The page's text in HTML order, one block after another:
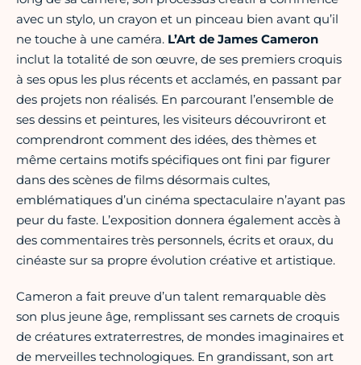
avec un stylo, un crayon et un pinceau bien avant qu’il
ne touche à une caméra. L’Art de James Cameron
inclut la totalité de son œuvre, de ses premiers croquis
à ses opus les plus récents et acclamés, en passant par
des projets non réalisés. En parcourant l’ensemble de
ses dessins et peintures, les visiteurs découvriront et
comprendront comment des idées, des thèmes et
même certains motifs spécifiques ont fini par figurer
dans des scènes de films désormais cultes,
emblématiques d’un cinéma spectaculaire n’ayant pas
peur du faste. L’exposition donnera également accès à
des commentaires très personnels, écrits et oraux, du
cinéaste sur sa propre évolution créative et artistique.
Cameron a fait preuve d’un talent remarquable dès
son plus jeune âge, remplissant ses carnets de croquis
de créatures extraterrestres, de mondes imaginaires et
de merveilles technologiques. En grandissant, son art